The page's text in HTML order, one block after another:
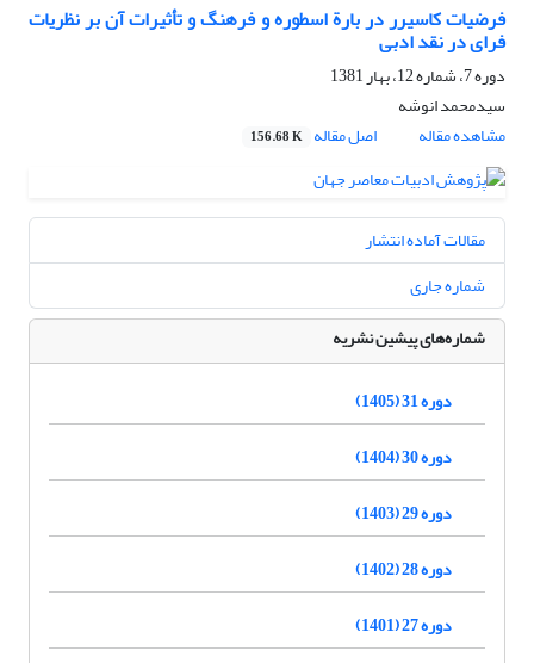
فرضیات کاسیرر در بارة اسطوره و فرهنگ و تأثیرات آن بر نظریات
فرای در نقد ادبی
دوره 7، شماره 12، بهار 1381
سیدمحمد انوشه
مشاهده مقاله
اصل مقاله 156.68 K
مقالات آماده انتشار
شماره جاری
شماره‌های پیشین نشریه
دوره 31 (1405)
دوره 30 (1404)
دوره 29 (1403)
دوره 28 (1402)
دوره 27 (1401)